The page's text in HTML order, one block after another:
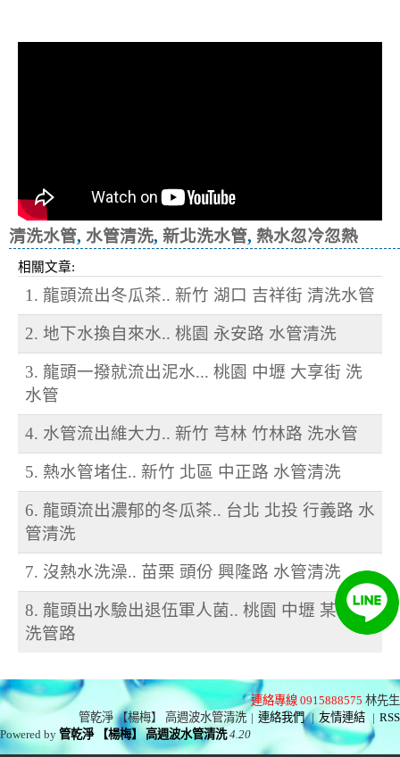
清洗水管, 水管清洗, 新北洗水管, 熱水忽冷忽熱
相關文章:
1. 龍頭流出冬瓜茶.. 新竹 湖口 吉祥街 清洗水管
2. 地下水換自來水.. 桃園 永安路 水管清洗
3. 龍頭一撥就流出泥水... 桃園 中壢 大享街 洗
水管
4. 水管流出維大力.. 新竹 芎林 竹林路 洗水管
5. 熱水管堵住.. 新竹 北區 中正路 水管清洗
6. 龍頭流出濃郁的冬瓜茶.. 台北 北投 行義路 水
管清洗
7. 沒熱水洗澡.. 苗栗 頭份 興隆路 水管清洗
8. 龍頭出水驗出退伍軍人菌.. 桃園 中壢 某醫院
洗管路
連絡專線 0915888575 林先生
管乾淨 【楊梅】 高週波水管清洗 | 連絡我們 | 友情連結 | RSS
Powered by管乾淨 【楊梅】 高週波水管清洗 4.20